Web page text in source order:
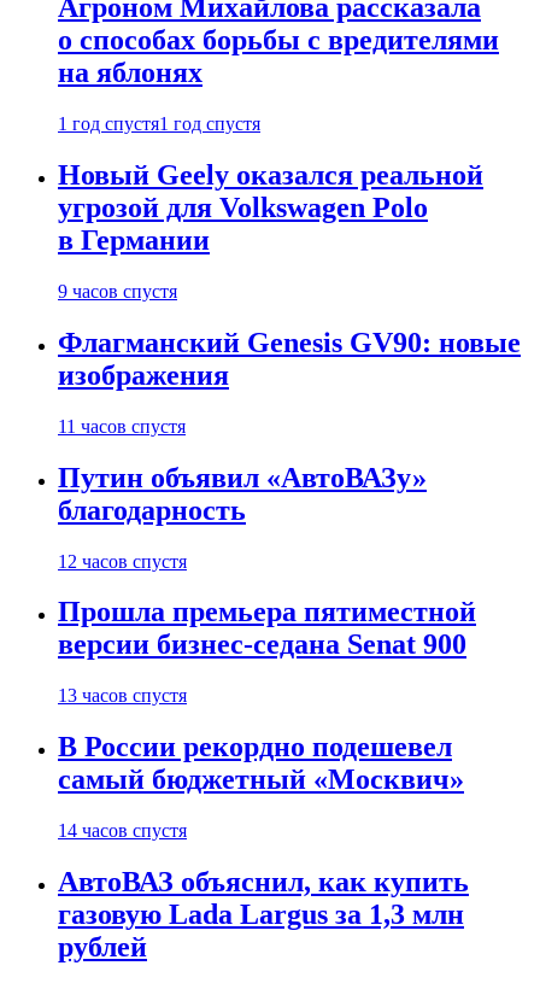
Агроном Михайлова рассказала
о способах борьбы с вредителями
на яблонях
1 год спустя1 год спустя
Новый Geely оказался реальной
угрозой для Volkswagen Polo
в Германии
9 часов спустя
Флагманский Genesis GV90: новые
изображения
11 часов спустя
Путин объявил «АвтоВАЗу»
благодарность
12 часов спустя
Прошла премьера пятиместной
версии бизнес-седана Senat 900
13 часов спустя
В России рекордно подешевел
самый бюджетный «Москвич»
14 часов спустя
АвтоВАЗ объяснил, как купить
газовую Lada Largus за 1,3 млн
рублей